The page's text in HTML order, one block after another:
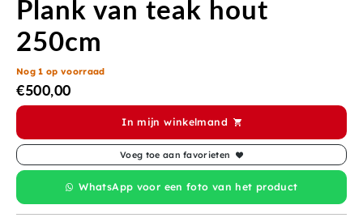
Plank van teak hout
250cm
Nog 1 op voorraad
€500,00
In mijn winkelmand
Voeg toe aan favorieten
WhatsApp voor een foto van het product